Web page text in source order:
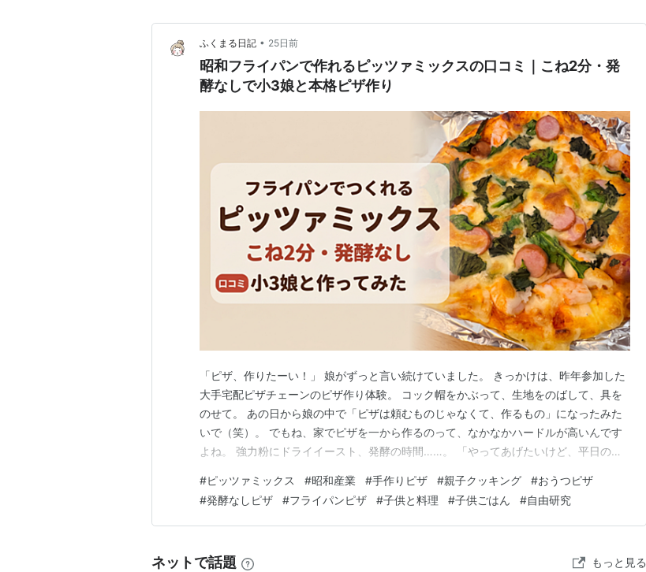
ふくまる日記 • 25日前
昭和フライパンで作れるピッツァミックスの口コミ｜こね2分・発
酵なしで小3娘と本格ピザ作り
「ピザ、作りたーい！」 娘がずっと言い続けていました。 きっかけは、昨年参加した
大手宅配ピザチェーンのピザ作り体験。 コック帽をかぶって、生地をのばして、具を
のせて。 あの日から娘の中で「ピザは頼むものじゃなくて、作るもの」になったみた
いで（笑）。 でもね、家でピザを一から作るのって、なかなかハードルが高いんです
よね。 強力粉にドライイースト、発酵の時間……。 「やってあげたいけど、平日の夕
のが昭和産業の「フライパンでつくれるピッツァミックス」。 先に結論を言っちゃい
ますね。 これ、300円ほどで娘の「作りたい」を叶…
#ピッツァミックス #昭和産業 #手作りピザ #親子クッキング #おうつピザ
#発酵なしピザ #フライパンピザ #子供と料理 #子供ごはん #自由研究
ネットで話題 もっと見る